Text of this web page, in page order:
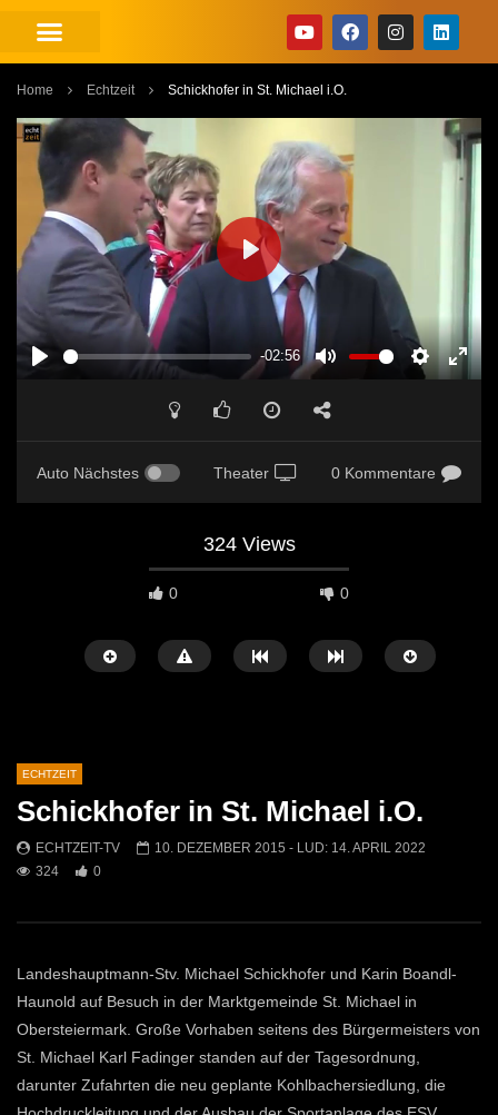
Home Echtzeit Schickhofer in St. Michael i.O.
-02:56
SETTINGS
PLAY
Auto Nächstes Theater 0 Kommentare
324 Views
0 0
„Spirituelle Reise“ Vocalensemble
ECHTZEIT-TV
18. NOVEMBER 2024
ECHTZEIT-TV
12.
ECHTZEIT
Schickhofer in St. Michael i.O.
ECHTZEIT-TV 10. DEZEMBER 2015 - LUD: 14. APRIL 2022
324
0
Landeshauptmann-Stv. Michael Schickhofer und Karin Boandl-
Haunold auf Besuch in der Marktgemeinde St. Michael in
Obersteiermark. Große Vorhaben seitens des Bürgermeisters von
St. Michael Karl Fadinger standen auf der Tagesordnung,
darunter Zufahrten die neu geplante Kohlbachersiedlung, die